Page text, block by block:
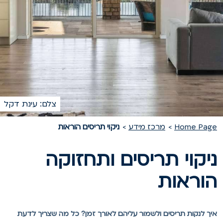
צלם: עינת דקל
Home מרכז מידע ניקוי תריסים הוראות
תריסים ותחזוקה
לנקות תריסים ולשמור עליהם לאורך זמן? כל מה שצריך לדעת